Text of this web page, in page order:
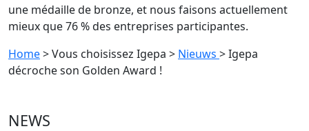
une médaille de bronze, et nous faisons actuellement
mieux que 76 % des entreprises participantes.
Home> Vous choisissez Igepa > Nieuws > Igepa
décroche son Golden Award !
NEWS